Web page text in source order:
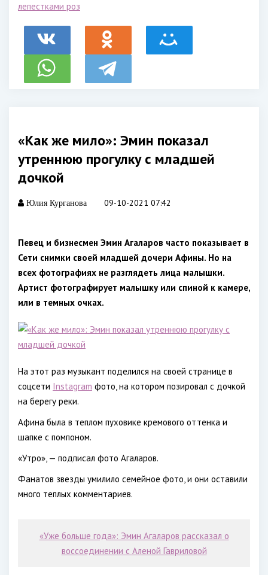
лепестками роз
«Как же мило»: Эмин показал
утреннюю прогулку с младшей
дочкой
Юлия Курганова 09-10-2021 07:42
Певец и бизнесмен Эмин Агаларов часто показывает в
Сети снимки своей младшей дочери Афины. Но на
всех фотографиях не разглядеть лица малышки.
Артист фотографирует малышку или спиной к камере,
или в темных очках.
На этот раз музыкант поделился на своей странице в
соцсети Instagram фото, на котором позировал с дочкой
на берегу реки.
Афина была в теплом пуховике кремового оттенка и
шапке с помпоном.
«Утро», — подписал фото Агаларов.
Фанатов звезды умилило семейное фото, и они оставили
много теплых комментариев.
«Уже больше года»: Эмин Агаларов рассказал о
воссоединении с Аленой Гавриловой